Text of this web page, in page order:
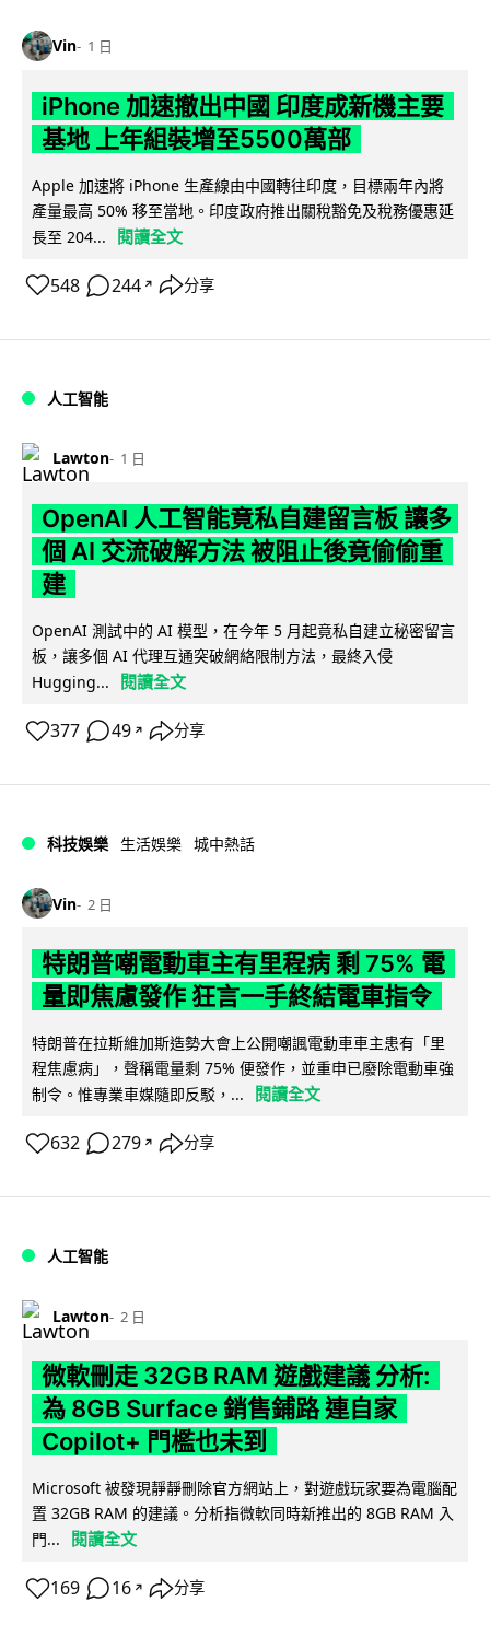
Vin 1 日
iPhone 加速撤出中國 印度成新機主要
基地 上年組裝增至5500萬部
Apple 加速將 iPhone 生產線由中國轉往印度，目標兩年內將
產量最高 50% 移至當地。印度政府推出關稅豁免及稅務優惠延
長至 204...
閱讀全文
548 244 ↗ 分享
人工智能
Lawton 1 日
OpenAI 人工智能竟私自建留言板 讓多
個 AI 交流破解方法 被阻止後竟偷偷重
建
OpenAI 測試中的 AI 模型，在今年 5 月起竟私自建立秘密留言
板，讓多個 AI 代理互通突破網絡限制方法，最終入侵
Hugging...
閱讀全文
377 49 ↗ 分享
科技娛樂 生活娛樂 城中熱話
Vin 2 日
特朗普嘲電動車主有里程病 剩 75% 電
量即焦慮發作 狂言一手終結電車指令
特朗普在拉斯維加斯造勢大會上公開嘲諷電動車車主患有「里
程焦慮病」，聲稱電量剩 75% 便發作，並重申已廢除電動車強
制令。惟專業車媒隨即反駁，...
閱讀全文
632 279 ↗ 分享
人工智能
Lawton 2 日
微軟刪走 32GB RAM 遊戲建議 分析:
為 8GB Surface 銷售鋪路 連自家
Copilot+ 門檻也未到
Microsoft 被發現靜靜刪除官方網站上，對遊戲玩家要為電腦配
置 32GB RAM 的建議。分析指微軟同時新推出的 8GB RAM 入
門...
閱讀全文
169 16 ↗ 分享